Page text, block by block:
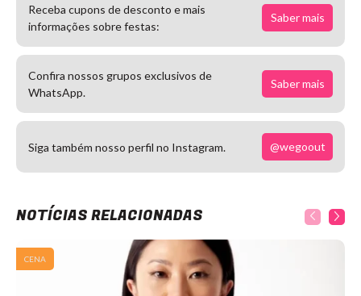
Receba cupons de desconto e mais
informações sobre festas:
Saber mais
Confira nossos grupos exclusivos de
WhatsApp.
Saber mais
Siga também nosso perfil no Instagram. @wegoout
NOTÍCIAS RELACIONADAS
CENA